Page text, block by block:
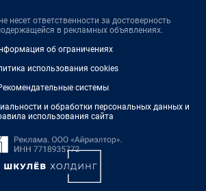
несет ответственности за достоверность
в рекламных объявлениях.
об ограничениях
использования cookies
системы
и обработки персональных данных и
использования сайта